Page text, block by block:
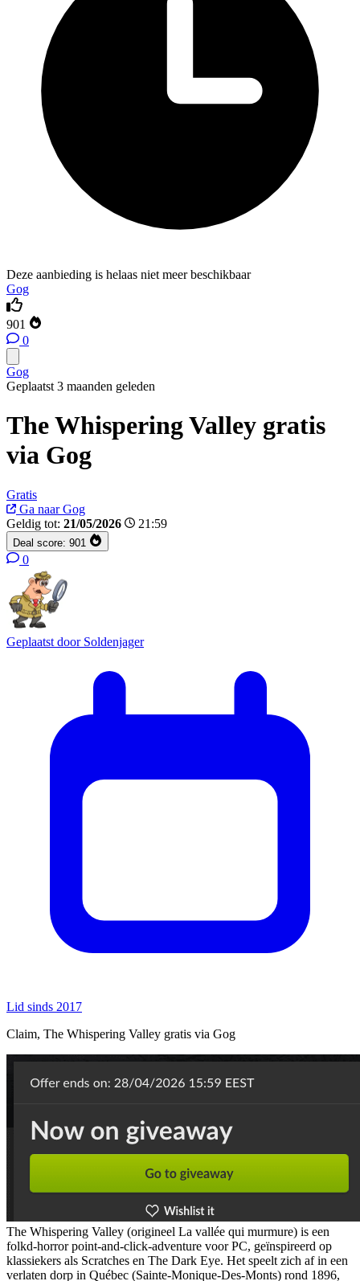
Deze aanbieding is helaas niet meer beschikbaar
Gog
901
0
Gog
Geplaatst 3 maanden geleden
The Whispering Valley gratis
via Gog
Gratis
Ga naar Gog
Geldig tot: 21/05/2026 21:59
Deal score: 901
0
Geplaatst door Soldenjager
Lid sinds 2017
Claim, The Whispering Valley gratis via Gog
The Whispering Valley (origineel La vallée qui murmure) is een
folkd‑horror point‑and‑click‑adventure voor PC, geïnspireerd op
klassiekers als Scratches en The Dark Eye. Het speelt zich af in een
verlaten dorp in Québec (Sainte‑Monique‑Des‑Monts) rond 1896,